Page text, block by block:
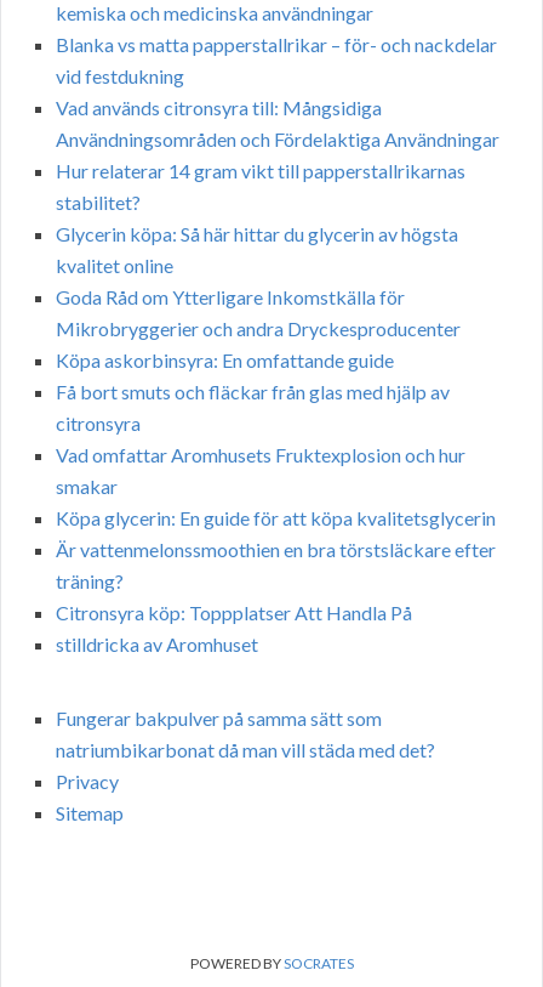
kemiska och medicinska användningar
Blanka vs matta papperstallrikar – för- och nackdelar
vid festdukning
Vad används citronsyra till: Mångsidiga
Användningsområden och Fördelaktiga Användningar
Hur relaterar 14 gram vikt till papperstallrikarnas
stabilitet?
Glycerin köpa: Så här hittar du glycerin av högsta
kvalitet online
Goda Råd om Ytterligare Inkomstkälla för
Mikrobryggerier och andra Dryckesproducenter
Köpa askorbinsyra: En omfattande guide
Få bort smuts och fläckar från glas med hjälp av
citronsyra
Vad omfattar Aromhusets Fruktexplosion och hur
smakar
Köpa glycerin: En guide för att köpa kvalitetsglycerin
Är vattenmelonssmoothien en bra törstsläckare efter
träning?
Citronsyra köp: Toppplatser Att Handla På
stilldricka av Aromhuset
Fungerar bakpulver på samma sätt som
natriumbikarbonat då man vill städa med det?
Privacy
Sitemap
POWERED BYSOCRATES